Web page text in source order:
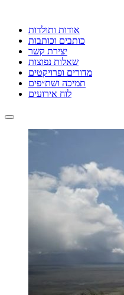
אודות ותולדות
כותבים וכותבות
יצירת קשר
שאלות נפוצות
מדורים ופרויקטים
תמיכה ושת״פים
לוח אירועים